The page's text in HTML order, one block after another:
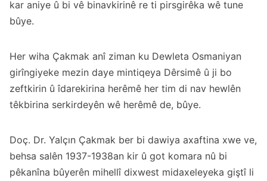
kar aniye û bi vê binavkirinê re ti pirsgirêka wê tune
bûye.
Her wiha Çakmak anî ziman ku Dewleta Osmaniyan
girîngiyeke mezin daye mintiqeya Dêrsimê û ji bo
zeftkirin û îdarekirina herêmê her tim di nav hewlên
têkbirina serkirdeyên wê herêmê de, bûye.
Doç. Dr. Yalçın Çakmak ber bi dawiya axaftina xwe ve,
behsa salên 1937-1938an kir û got komara nû bi
pêkanîna bûyerên mihellî dixwest midaxeleyeka giştî li